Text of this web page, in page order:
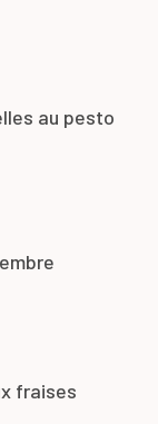
au pesto
fraises